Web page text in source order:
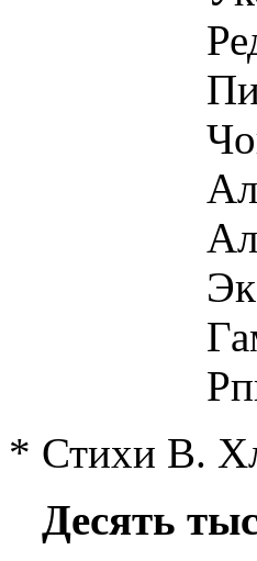
* Стихи В.
Десять